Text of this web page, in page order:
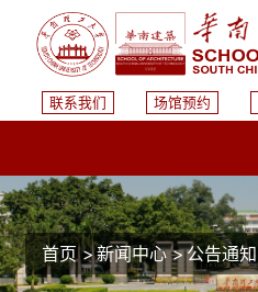
联系我们 场馆预约
首页>新闻中心>公告通知